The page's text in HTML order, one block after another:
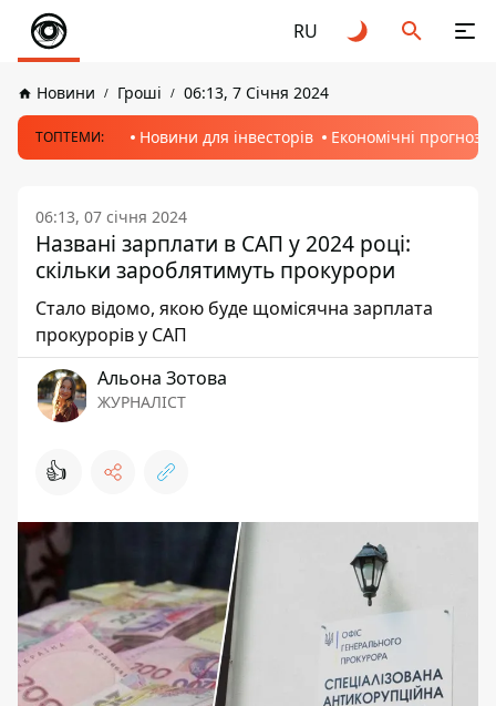
RU
Новини Гроші 06:13, 7 Січня 2024
ТОПТЕМИ: Новини для інвесторів Економічні прогнози
06:13, 07 січня 2024
Названі зарплати в САП у 2024 році:
скільки зароблятимуть прокурори
Стало відомо, якою буде щомісячна зарплата
прокурорів у САП
Альона Зотова
ЖУРНАЛІСТ
👍